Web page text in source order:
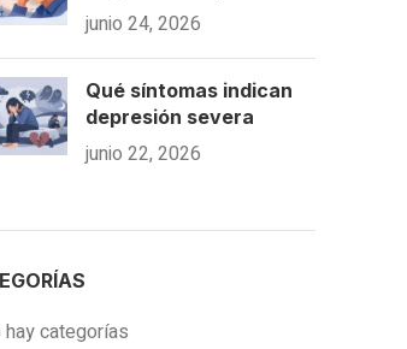
junio 24, 2026
Qué síntomas indican
depresión severa
junio 22, 2026
hay categorías